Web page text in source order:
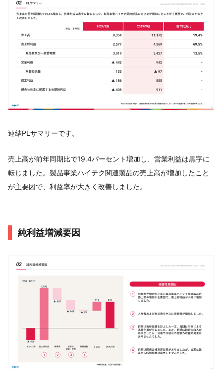
連結PLサマリーです。
売上高が前年同期比で19.4パーセント増加し、営業利益は黒字に
転じました。製品事業ハイテク関連製品の売上高が増加したこと
が主要因で、利益率が大きく改善しました。
純利益増減要因